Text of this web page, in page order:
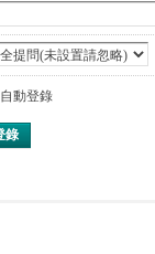
自動登錄
錄